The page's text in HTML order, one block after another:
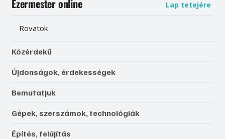
Ezermester online Lap tetejére
Rovatok
Közérdekű
Újdonságok, érdekességek
Bemutatjuk
Gépek, szerszámok, technológiák
Építés, felújítás